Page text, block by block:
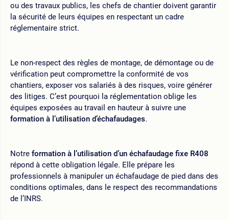
ou des travaux publics, les chefs de chantier doivent garantir
la sécurité de leurs équipes en respectant un cadre
réglementaire strict.
Le non-respect des règles de montage, de démontage ou de
vérification peut compromettre la conformité de vos
chantiers, exposer vos salariés à des risques, voire générer
des litiges. C’est pourquoi la réglementation oblige les
équipes exposées au travail en hauteur à suivre une
formation à l’utilisation d’échafaudages.
Notre formation à l’utilisation d’un échafaudage fixe R408
répond à cette obligation légale. Elle prépare les
professionnels à manipuler un échafaudage de pied dans des
conditions optimales, dans le respect des recommandations
de l’INRS.